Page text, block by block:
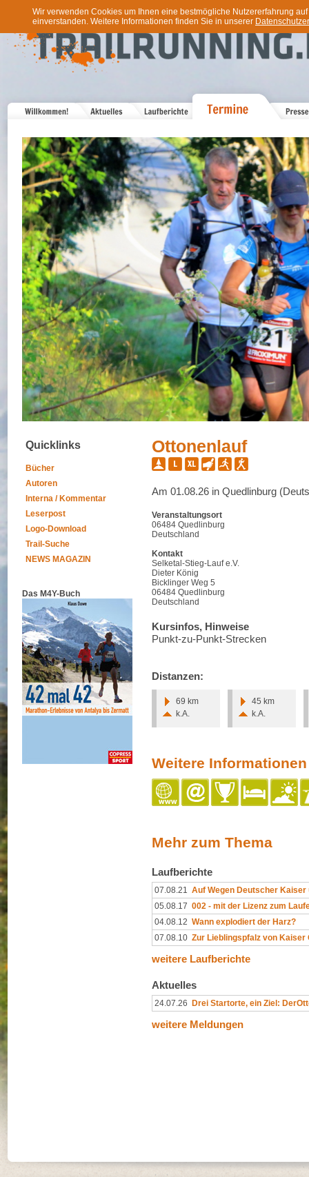
Wir verwenden Cookies um Ihnen eine bestmögliche Nutzererfahrung
einverstanden. Weitere Informationen finden Sie in unserer
Quicklinks
Bücher
Autoren
Interna / Kommentar
Leserpost
Logo-Download
Trail-Suche
NEWS MAGAZIN
Das M4Y-Buch
Ottonenlauf
Am 01.08.26 in Quedlinburg
Veranstaltungsort
06484 Quedlinburg
Deutschland
Kontakt
Selketal-Stieg-Lauf e.V.
Dieter König
Bicklinger Weg 5
06484 Quedlinburg
Deutschland
Kursinfos, Hinweise
Punkt-zu-Punkt-Strecken
Distanzen:
69 km
k.A.
45 km
k.A.
Weitere Informationen
Mehr zum Thema
Laufberichte
07.08.21
Auf Wegen Deutscher Kaiser
05.08.17 002 - mit der Lizenz zum
04.08.12 Wann explodiert der Harz?
07.08.10 Zur Lieblingspfalz von Kaiser
weitere Laufberichte
Aktuelles
24.07.26 Drei Startorte, ein Ziel:
weitere Meldungen